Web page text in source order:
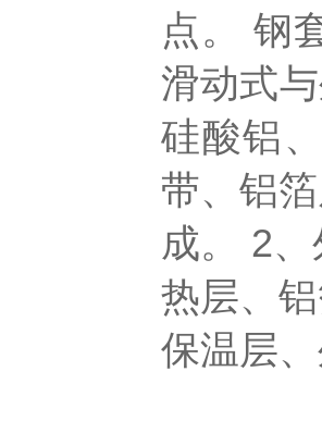
点。 钢
滑动式
硅酸铝
带、铝
成。 2
热层、
保温层